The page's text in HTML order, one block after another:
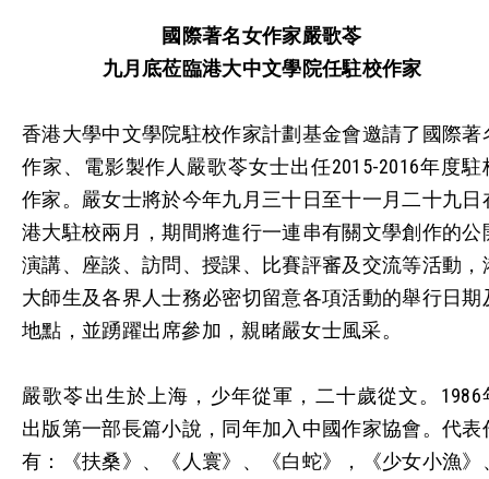
國際著名女作家嚴歌苓
九月底莅臨港大中文學院任駐校作家
香港大學中文學院駐校作家計劃基金會邀請了國際著
作家、電影製作人嚴歌苓女士出任2015-2016年度駐
作家。嚴女士將於今年九月三十日至十一月二十九日
港大駐校兩月，期間將進行一連串有關文學創作的公
演講、座談、訪問、授課、比賽評審及交流等活動，
大師生及各界人士務必密切留意各項活動的舉行日期
地點，並踴躍出席參加，親睹嚴女士風采。
嚴歌苓出生於上海，少年從軍，二十歲從文。1986
出版第一部長篇小說，同年加入中國作家協會。代表
有：《扶桑》、《人寰》、《白蛇》，《少女小漁》